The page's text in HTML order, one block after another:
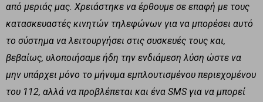
από μεριάς μας. Χρειάστηκε να έρθουμε σε επαφή με τους
κατασκευαστές κινητών τηλεφώνων για να μπορέσει αυτό
το σύστημα να λειτουργήσει στις συσκευές τους και,
βεβαίως, υλοποιήσαμε ήδη την ενδιάμεση λύση ώστε να
μην υπάρχει μόνο το μήνυμα εμπλουτισμένου περιεχομένου
του 112, αλλά να προβλέπεται και ένα SMS για να μπορεί